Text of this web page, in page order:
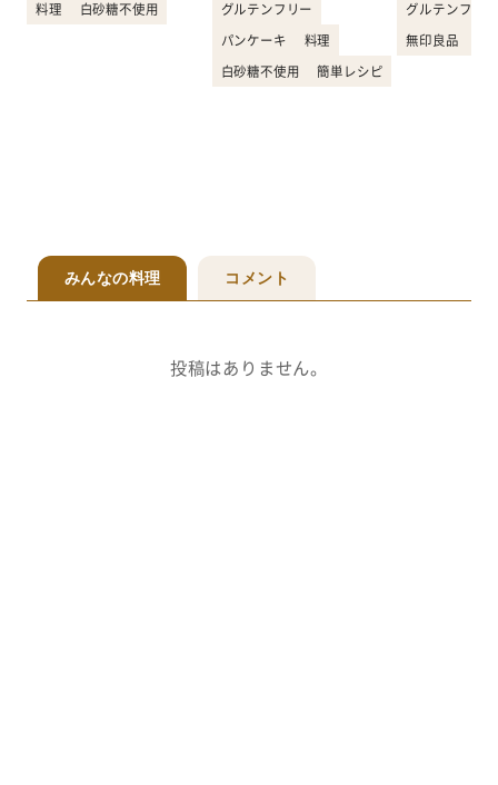
料理 白砂糖不使用 グルテンフリー
パンケーキ 料理
白砂糖不使用 簡単レシピ
グルテンフリー
無印良品
みんなの料理 コメント
投稿はありません。